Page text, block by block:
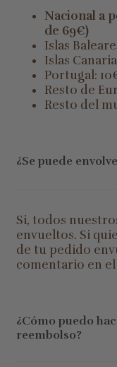
Nacional a
de 69€)
Islas
Islas
Portugal:
Resto de
Resto del
¿Se puede
Si, todos
envueltos. Si
de tu pedido
comentario en
¿Cómo puedo
reembolso?